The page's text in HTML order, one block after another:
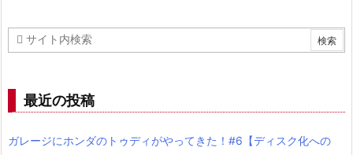
最近の投稿
ガレージにホンダのトゥディがやってきた！#6【ディスク化への